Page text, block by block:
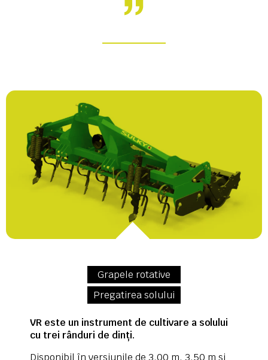
Grapele rotative
Pregatirea solului
VR este un instrument de cultivare a solului
cu trei rânduri de dinți.